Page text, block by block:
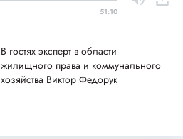
51:10
В гостях эксперт в области
жилищного права и коммунального
хозяйства Виктор Федорук